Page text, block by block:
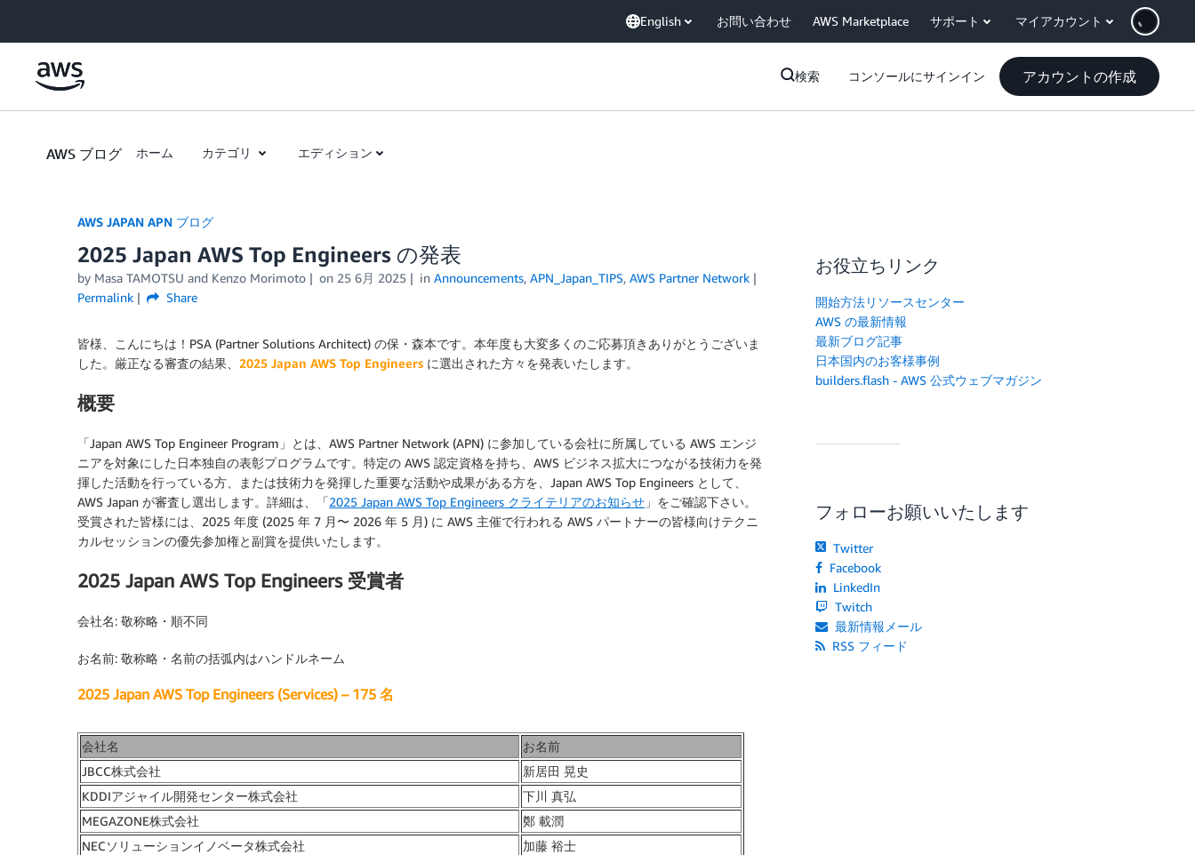
English お問い合わせ AWS Marketplace サポート マイアカウント
検索 コンソールにサインイン アカウントの作成
AWS ブログ ホーム カテゴリ エディション
AWS JAPAN APN ブログ
2025 Japan AWS Top Engineers の発表
by Masa TAMOTSU and Kenzo Morimoto on 25 6月 2025 in Announcements, APN_Japan_TIPS, AWS Partner Network
Permalink
Share
皆様、こんにちは！PSA (Partner Solutions Architect) の保・森本です。本年度も大変多くのご応募頂きありがとうございま
した。厳正なる審査の結果、 2025 Japan AWS Top Engineers に選出された方々を発表いたします。
概要
「Japan AWS Top Engineer Program」とは、AWS Partner Network (APN) に参加している会社に所属している AWS エンジ
ニアを対象にした日本独自の表彰プログラムです。特定の AWS 認定資格を持ち、AWS ビジネス拡大につながる技術力を発
揮した活動を行っている方、または技術力を発揮した重要な活動や成果がある方を、Japan AWS Top Engineers として、
AWS Japan が審査し選出します。詳細は、「2025 Japan AWS Top Engineers クライテリアのお知らせ 」をご確認下さい。
受賞された皆様には、2025 年度 (2025 年 7 月〜 2026 年 5 月) に AWS 主催で行われる AWS パートナーの皆様向けテクニ
カルセッションの優先参加権と副賞を提供いたします。
2025 Japan AWS Top Engineers 受賞者
会社名: 敬称略・順不同
お名前: 敬称略・名前の括弧内はハンドルネーム
2025 Japan AWS Top Engineers (Services) – 175 名
会社名
お名前
JBCC株式会社
新居田 晃史
KDDIアジャイル開発センター株式会社
下川 真弘
MEGAZONE株式会社
鄭 載潤
NECソリューションイノベータ株式会社
加藤 裕士
お役立ちリンク
開始方法リソースセンター
AWS の最新情報
最新ブログ記事
日本国内のお客様事例
builders.flash - AWS 公式ウェブマガジン
フォローお願いいたします
Twitter
Facebook
LinkedIn
Twitch
最新情報メール
RSS フィード